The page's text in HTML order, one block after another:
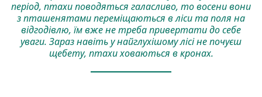
період, птахи поводяться галасливо, то восени вони
з пташенятами переміщаються в ліси та поля на
відгодівлю, їм вже не треба привертати до себе
уваги. Зараз навіть у найглухішому лісі не почуєш
щебету, птахи ховаються в кронах.